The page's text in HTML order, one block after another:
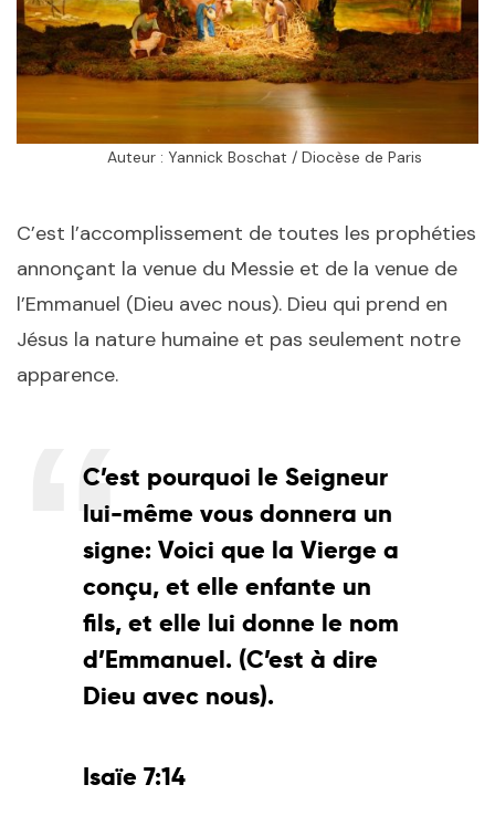
Auteur : Yannick Boschat / Diocèse de Paris
C’est l’accomplissement de toutes les prophéties
annonçant la venue du Messie et de la venue de
l’Emmanuel (Dieu avec nous). Dieu qui prend en
Jésus la nature humaine et pas seulement notre
apparence.
C’est pourquoi le Seigneur
lui-même vous donnera un
signe: Voici que la Vierge a
conçu, et elle enfante un
fils, et elle lui donne le nom
d’Emmanuel. (C’est à dire
Dieu avec nous).
Isaïe 7:14